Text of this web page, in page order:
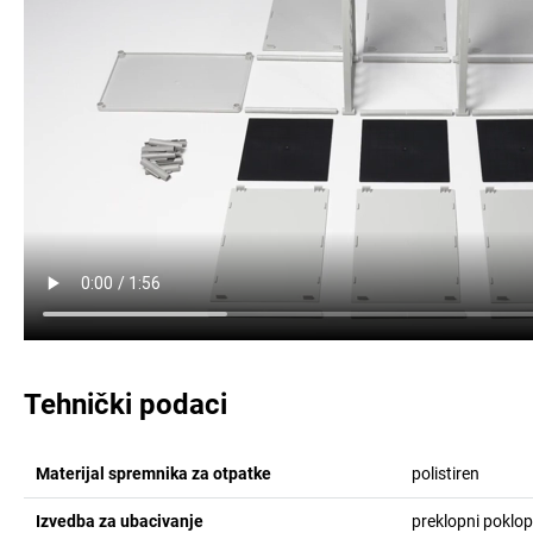
Tehnički podaci
Materijal spremnika za otpatke polistiren
Izvedba za ubacivanje preklopni